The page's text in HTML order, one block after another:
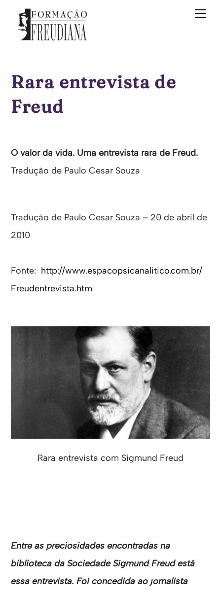
content
Rara entrevista de
Freud
O valor da vida. Uma entrevista rara de Freud.
Tradução de Paulo Cesar Souza
Tradução de Paulo Cesar Souza – 20 de abril de
2010
Fonte: http://www.espacopsicanalitico.com.br/
Freudentrevista.htm
Rara entrevista com Sigmund Freud
Entre as preciosidades encontradas na
biblioteca da Sociedade Sigmund Freud está
essa entrevista. Foi concedida ao jornalista